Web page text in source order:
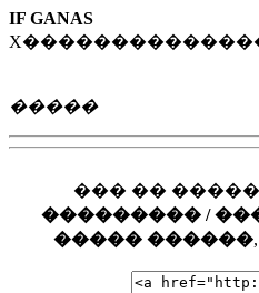
IF GANAS
X���������������
�����
��� ��
��������� /
����� ������